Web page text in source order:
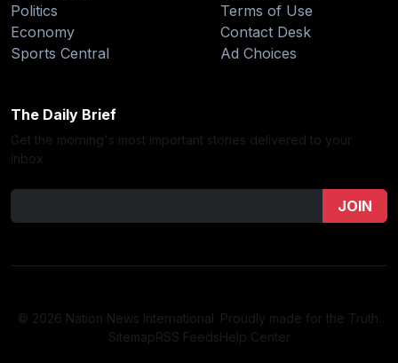
Politics
Economy
Sports Central
Terms of Use
Contact Desk
Ad Choices
The Daily Brief
Get the morning's most important stories delivered to your
inbox.
JOIN
© 2026 Nation News International. Proudly made for the Truth.
SitemapRSS FeedsHelp Center